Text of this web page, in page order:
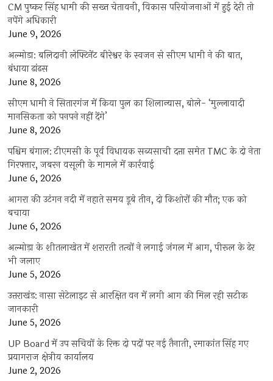
CM पुष्कर सिंह धामी की सख्त चेतावनी, विकास परियोजनाओं में हुई देरी तो
नपेंगे अधिकारी
June 9, 2026
अल्मोड़ा: बलिदानी लेफ्टिनेंट बीरेश्वर के स्वजन से सीएम धामी ने की बात,
बंधाया ढांढस
June 8, 2026
सीएम धामी ने सितारगंज में किया पुल का शिलान्यास, बोले- ‘मुल्लावादी
मानसिकता को पनपने नहीं देंगे’
June 8, 2026
पश्चिम बंगाल: टीएमसी के पूर्व विधायक सब्यसाची दत्ता समेत TMC के दो नेता
गिरफ्तार, जबरन वसूली के मामले में कार्रवाई
June 6, 2026
आगरा की उटंगन नदी में नहाते समय डूबे तीन, दो किशोरों की मौत; एक को
बचाया
June 6, 2026
अल्मोड़ा के शीतलाखेत में शरारती तत्वों ने लगाई जंगल में आग, पीरूल के ढेर
भी जलाए
June 5, 2026
उत्तराखंड: नासा सेटेलाइट से आरक्षित वन में लगी आग की मिल रही सटीक
जानकारी
June 5, 2026
UP Board में उप सचिवों के रिक्त दो पदों पर नई तैनाती, रमाकांत सिंह गए
प्रयागराज क्षेत्रीय कार्यालय
June 2, 2026